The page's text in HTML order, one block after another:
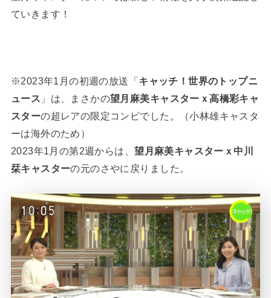
ていきます！
※2023年1月の初週の放送「キャッチ！世界のトップニ
ュース 」は、まさかの望月麻美キャスター ｘ高橋彩キャ
スターの超レアの限定コンビでした。（小林雄キャスタ
ーは海外のため）
2023年1月の第2週からは、望月麻美キャスター ｘ 中川
栞キャスターの元のさやに戻りました。